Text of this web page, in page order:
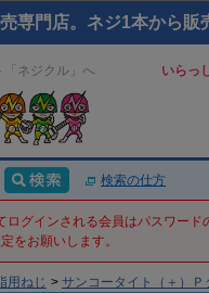
専門店。ネジ1本から
ネジクル」へ いらっ
検索の仕方
グインされる会員はパスワード
をお願いします。
用ねじ > サンコータイト（＋）Ｐ